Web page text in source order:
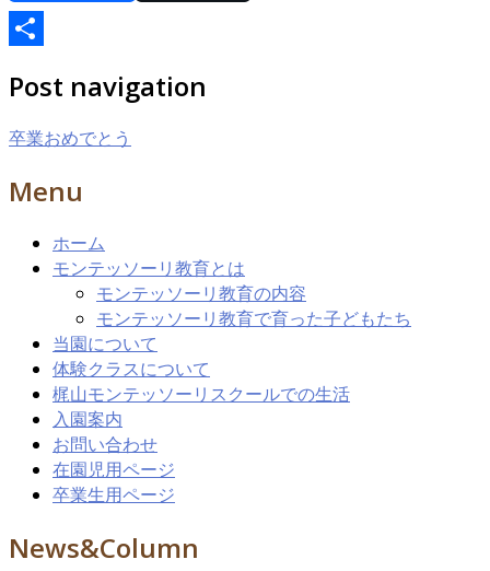
有
Post navigation
卒業おめでとう
Menu
ホーム
モンテッソーリ教育とは
モンテッソーリ教育の内容
モンテッソーリ教育で育った子どもたち
当園について
体験クラスについて
梶山モンテッソーリスクールでの生活
入園案内
お問い合わせ
在園児用ページ
卒業生用ページ
News&Column